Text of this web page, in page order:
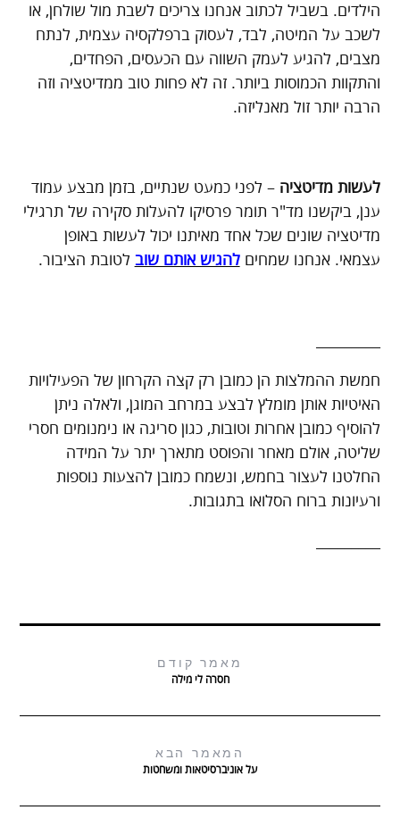
הילדים. בשביל לכתוב אנחנו צריכים לשבת מול שולחן, או
לשכב על המיטה, לבד, לעסוק ברפלקסיה עצמית, לנתח
מצבים, להגיע לעמק השווה עם הכעסים, הפחדים,
והתקוות הכמוסות ביותר. זה לא פחות טוב ממדיטציה וזה
הרבה יותר זול מאנליזה.
לעשות מדיטציה – לפני כמעט שנתיים, בזמן מבצע עמוד
ענן, ביקשנו מד"ר תומר פרסיקו להעלות סקירה של תרגילי
מדיטציה שונים שכל אחד מאיתנו יכול לעשות באופן
עצמאי. אנחנו שמחיםלהגיש אותם שוב לטובת הציבור.
חמשת ההמלצות הן כמובן רק קצה הקרחון של הפעילויות
האיטיות אותן מומלץ לבצע במרחב המוגן, ולאלה ניתן
להוסיף כמובן אחרות וטובות, כגון סריגה או נימנומים חסרי
שליטה, אולם מאחר והפוסט מתארך יתר על המידה
החלטנו לעצור בחמש, ונשמח כמובן להצעות נוספות
ורעיונות ברוח הסלואו בתגובות.
מאמר קודם
חסרה לי מילה
המאמר הבא
על אוניברסיטאות ומשחטות